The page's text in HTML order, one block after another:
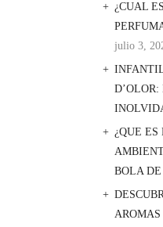
¿CUAL
julio 3,
D’OLOR:
¿QUE
BOLA DE